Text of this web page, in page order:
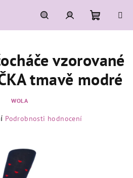
HledatPřihlášeníNákupní
košík
vzorované
tmavě modré
WOLA
Podrobnosti hodnocení